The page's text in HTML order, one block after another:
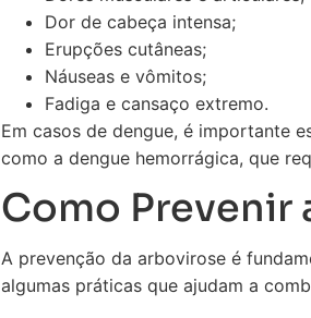
Dor de cabeça intensa;
Erupções cutâneas;
Náuseas e vômitos;
Fadiga e cansaço extremo.
Em casos de dengue, é importante
como a dengue hemorrágica, que
Como Prevenir
A prevenção da arbovirose é
algumas práticas que ajudam a